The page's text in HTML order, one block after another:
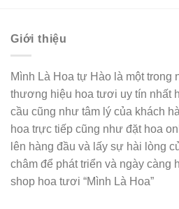
Giới thiệu
Mình Là Hoa tự Hào là một trong
thương hiệu hoa tươi uy tín nhất
cầu cũng như tâm lý của khách
hoa trực tiếp cũng như đặt hoa
lên hàng đầu và lấy sự hài lòng
châm để phát triển và ngày càng
shop hoa tươi “Mình Là Hoa”